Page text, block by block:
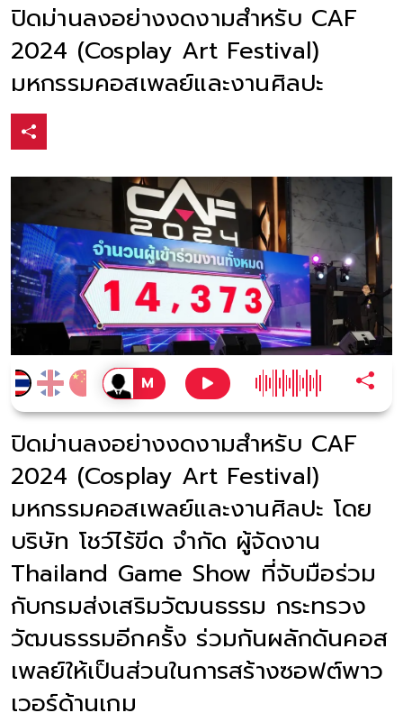
ปิดม่านลงอย่างงดงามสำหรับ CAF
2024 (Cosplay Art Festival)
มหกรรมคอสเพลย์และงานศิลปะ
ปิดม่านลงอย่างงดงามสำหรับ CAF
2024 (Cosplay Art Festival)
มหกรรมคอสเพลย์และงานศิลปะ โดย
บริษัท โชว์ไร้ขีด จำกัด ผู้จัดงาน
Thailand Game Show ที่จับมือร่วม
กับกรมส่งเสริมวัฒนธรรม กระทรวง
วัฒนธรรมอีกครั้ง ร่วมกันผลักดันคอส
เพลย์ให้เป็นส่วนในการสร้างซอฟต์พาว
เวอร์ด้านเกม